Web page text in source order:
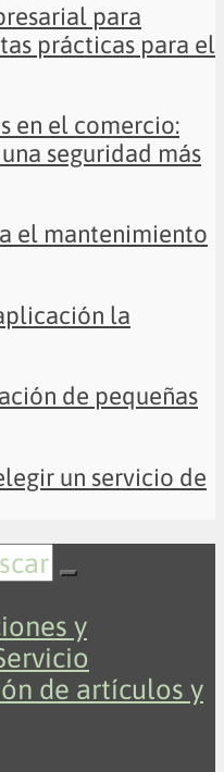
para
prácticas para el
en el comercio:
seguridad más
el mantenimiento
la
de pequeñas
un servicio de
y
de artículos y